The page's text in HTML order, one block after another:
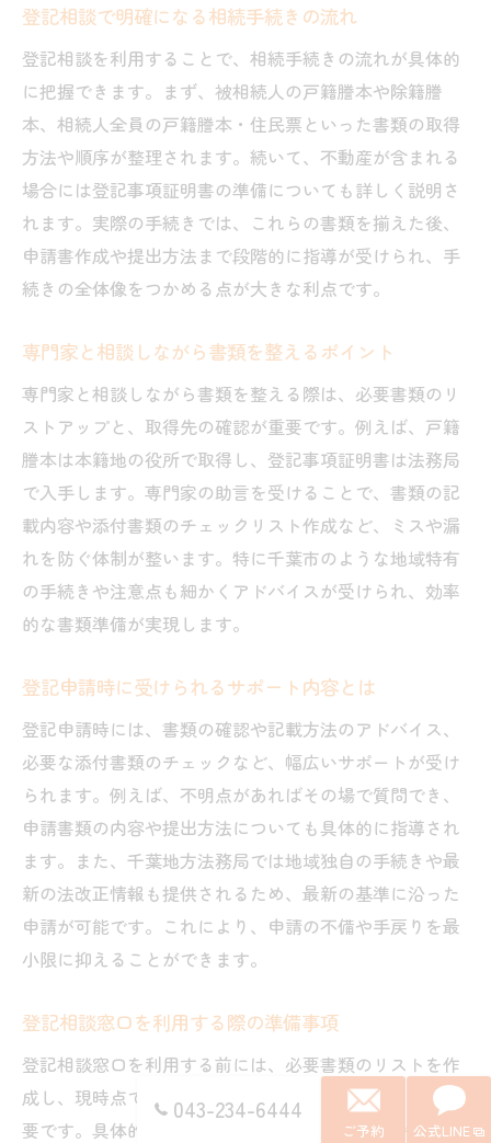
登記相談で明確になる相続手続きの流れ
登記相談を利用することで、相続手続きの流れが具体的
に把握できます。まず、被相続人の戸籍謄本や除籍謄
本、相続人全員の戸籍謄本・住民票といった書類の取得
方法や順序が整理されます。続いて、不動産が含まれる
場合には登記事項証明書の準備についても詳しく説明さ
れます。実際の手続きでは、これらの書類を揃えた後、
申請書作成や提出方法まで段階的に指導が受けられ、手
続きの全体像をつかめる点が大きな利点です。
専門家と相談しながら書類を整えるポイント
専門家と相談しながら書類を整える際は、必要書類のリ
ストアップと、取得先の確認が重要です。例えば、戸籍
謄本は本籍地の役所で取得し、登記事項証明書は法務局
で入手します。専門家の助言を受けることで、書類の記
載内容や添付書類のチェックリスト作成など、ミスや漏
れを防ぐ体制が整います。特に千葉市のような地域特有
の手続きや注意点も細かくアドバイスが受けられ、効率
的な書類準備が実現します。
登記申請時に受けられるサポート内容とは
登記申請時には、書類の確認や記載方法のアドバイス、
必要な添付書類のチェックなど、幅広いサポートが受け
られます。例えば、不明点があればその場で質問でき、
申請書類の内容や提出方法についても具体的に指導され
ます。また、千葉地方法務局では地域独自の手続きや最
新の法改正情報も提供されるため、最新の基準に沿った
申請が可能です。これにより、申請の不備や手戻りを最
小限に抑えることができます。
登記相談窓口を利用する際の準備事項
登記相談窓口を利用する前には、必要書類のリストを作
成し、現時点で揃えられるものを準備しておくことが重
要です。具体的には、被相続人と相続人の戸籍謄本、住
043-234-6444
ご予約 公式LINE